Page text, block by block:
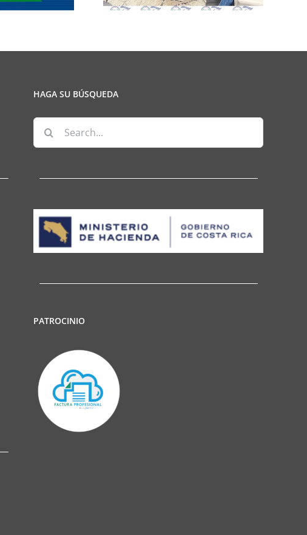
HAGA SU BÚSQUEDA
Search
for:
PATROCINIO